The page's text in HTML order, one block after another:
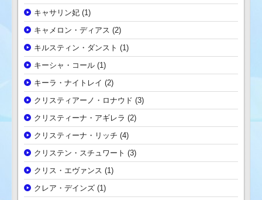
キャサリン妃 (1)
キャメロン・ディアス (2)
キルスティン・ダンスト (1)
キーシャ・コール (1)
キーラ・ナイトレイ (2)
クリスティアーノ・ロナウド (3)
クリスティーナ・アギレラ (2)
クリスティーナ・リッチ (4)
クリステン・スチュワート (3)
クリス・エヴァンス (1)
クレア・デインズ (1)